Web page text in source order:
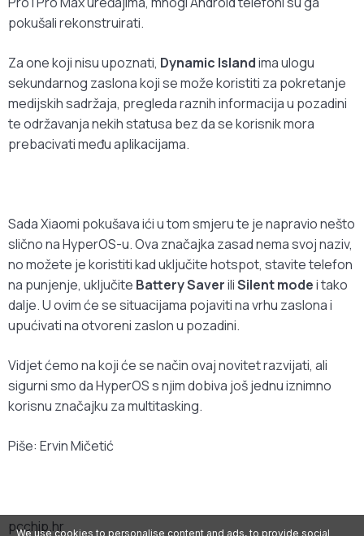
pokušali rekonstruirati.
Za one koji nisu upoznati, Dynamic Islandima ulogu
sekundarnog zaslona koji se može koristiti za pokretanje
medijskih sadržaja, pregleda raznih informacija u pozadini
te održavanja nekih statusa bez da se korisnik mora
prebacivati među aplikacijama.
Sada Xiaomi pokušava ići u tom smjeru te je napravio nešto
slično na HyperOS-u. Ova značajka zasad nema svoj naziv,
no možete je koristiti kad uključite hotspot, stavite telefon
na punjenje, uključite Battery SaveriliSilent modei tako
dalje. U ovim će se situacijama pojaviti na vrhu zaslona i
upućivati na otvoreni zaslon u pozadini.
Vidjet ćemo na koji će se način ovaj novitet razvijati, ali
sigurni smo da HyperOS s njim dobiva još jednu iznimno
korisnu značajku za multitasking.
Piše: Ervin Mičetić
pcchip.hr
We use cookies to personalise content and ads, to provide social